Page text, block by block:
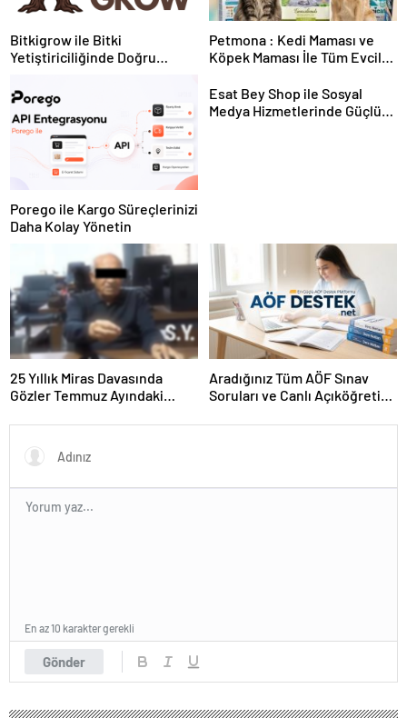
Bitkigrow ile Bitki
Yetiştiriciliğinde Doğru
Petmona : Kedi Maması ve
Köpek Maması İle Tüm Evcil
Porego ile Kargo Süreçlerinizi
Daha Kolay Yönetin
Esat Bey Shop ile Sosyal
Medya Hizmetlerinde Güçlü
25 Yıllık Miras Davasında
Gözler Temmuz Ayındaki
Aradığınız Tüm AÖF Sınav
Soruları ve Canlı Açıköğretim
Gönder
En az 10 karakter gerekli